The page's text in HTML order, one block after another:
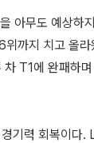
아무도 예상하
까지 치고 올
T1에 완패하
기력 회복이다